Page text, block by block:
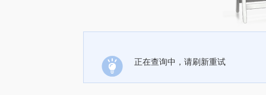
正在查询中，请刷新重试